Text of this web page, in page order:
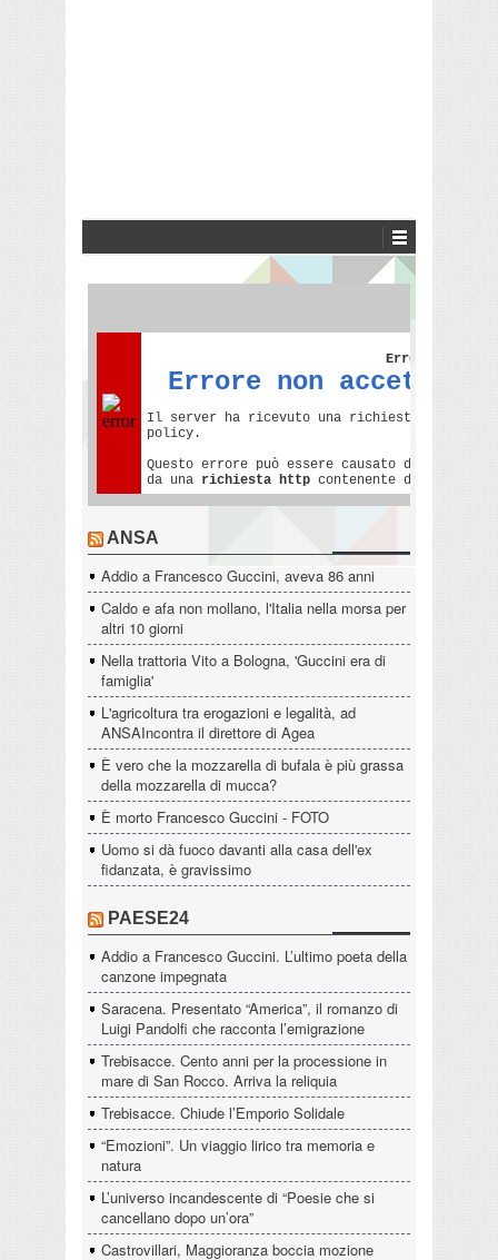
ANSA
Addio a Francesco Guccini, aveva 86 anni
Caldo e afa non mollano, l'Italia nella morsa per
altri 10 giorni
Nella trattoria Vito a Bologna, 'Guccini era di
famiglia'
L'agricoltura tra erogazioni e legalità, ad
ANSAIncontra il direttore di Agea
È vero che la mozzarella di bufala è più grassa
della mozzarella di mucca?
È morto Francesco Guccini - FOTO
Uomo si dà fuoco davanti alla casa dell'ex
fidanzata, è gravissimo
PAESE24
Addio a Francesco Guccini. L’ultimo poeta della
canzone impegnata
Saracena. Presentato “America”, il romanzo di
Luigi Pandolfi che racconta l’emigrazione
Trebisacce. Cento anni per la processione in
mare di San Rocco. Arriva la reliquia
Trebisacce. Chiude l’Emporio Solidale
“Emozioni”. Un viaggio lirico tra memoria e
natura
L’universo incandescente di “Poesie che si
cancellano dopo un’ora”
Castrovillari, Maggioranza boccia mozione